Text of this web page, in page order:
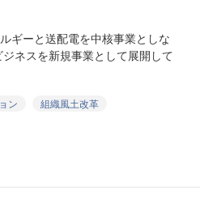
ギーと送配電を中核事業としな
ネスを新規事業として展開して
ン
組織風土改革